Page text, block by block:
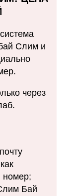
Слим и
через
номер;
Бай